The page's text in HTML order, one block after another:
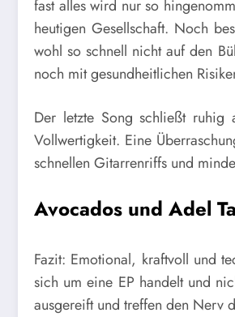
fast alles wird nur so
heutigen Gesellschaft. Noch
wohl so schnell nicht auf den
noch mit gesundheitlichen
Der letzte Song schließt
Vollwertigkeit. Eine
schnellen Gitarrenriffs und
Avocados und Adel
Fazit: Emotional, kraftvoll und
sich um eine EP handelt und
ausgereift und treffen den Nerv